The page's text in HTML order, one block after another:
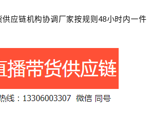
供应链机构协调厂家按规则 48小时内一件